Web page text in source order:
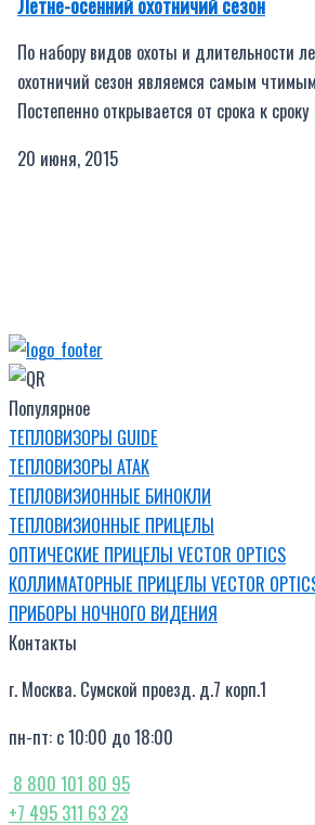
По набору видов охоты и длительности
охотничий сезон являемся самым
Постепенно открывается от срока к сроку
20 июня, 2015
Популярное
ТЕПЛОВИЗОРЫ GUIDE
ТЕПЛОВИЗОРЫ ATAK
ТЕПЛОВИЗИОННЫЕ БИНОКЛИ
ТЕПЛОВИЗИОННЫЕ ПРИЦЕЛЫ
ОПТИЧЕСКИЕ ПРИЦЕЛЫ VECTOR OPTICS
КОЛЛИМАТОРНЫЕ ПРИЦЕЛЫ VECTOR
ПРИБОРЫ НОЧНОГО ВИДЕНИЯ
Контакты
г. Москва. Сумской проезд. д.7 корп.1
пн-пт: с 10:00 до 18:00
8 800 101 80 95
+7 495 311 63 23